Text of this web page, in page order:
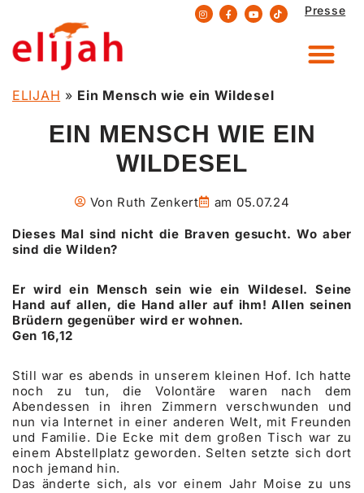
Zum
Inhalt
springen
Presse
ELIJAH » Ein Mensch wie ein Wildesel
EIN MENSCH WIE EIN
WILDESEL
Von Ruth Zenkert am 05.07.24
Dieses Mal sind nicht die Braven gesucht. Wo aber
sind die Wilden?
Er wird ein Mensch sein wie ein Wildesel. Seine
Hand auf allen, die Hand aller auf ihm! Allen seinen
Brüdern gegenüber wird er wohnen.
Gen 16,12
Still war es abends in unserem kleinen Hof. Ich hatte
noch zu tun, die Volontäre waren nach dem
Abendessen in ihren Zimmern verschwunden und
nun via Internet in einer anderen Welt, mit Freunden
und Familie. Die Ecke mit dem großen Tisch war zu
einem Abstellplatz geworden. Selten setzte sich dort
noch jemand hin.
Das änderte sich, als vor einem Jahr Moise zu uns